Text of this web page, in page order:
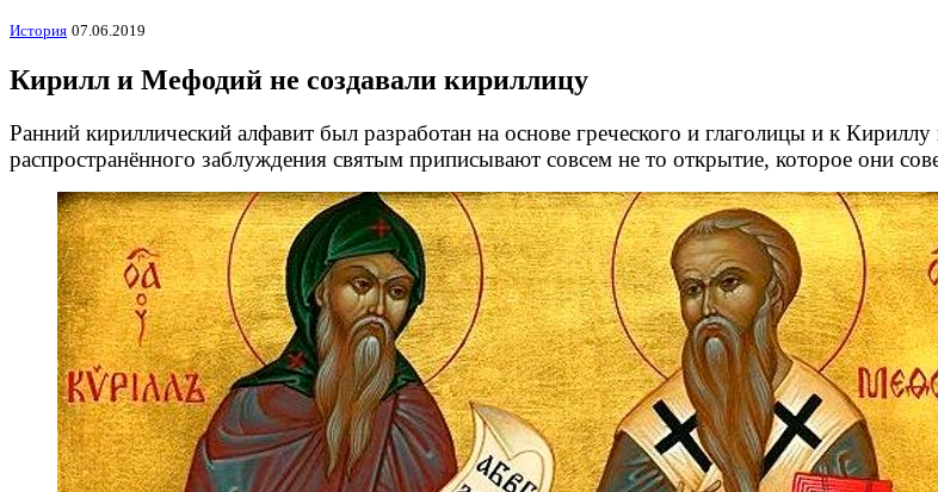
История 07.06.2019
Кирилл и Мефодий не создавали кириллицу
Ранний кириллический алфавит был разработан на основе греческого и глаголицы и к
распространённого заблуждения святым приписывают совсем не то открытие, которое они